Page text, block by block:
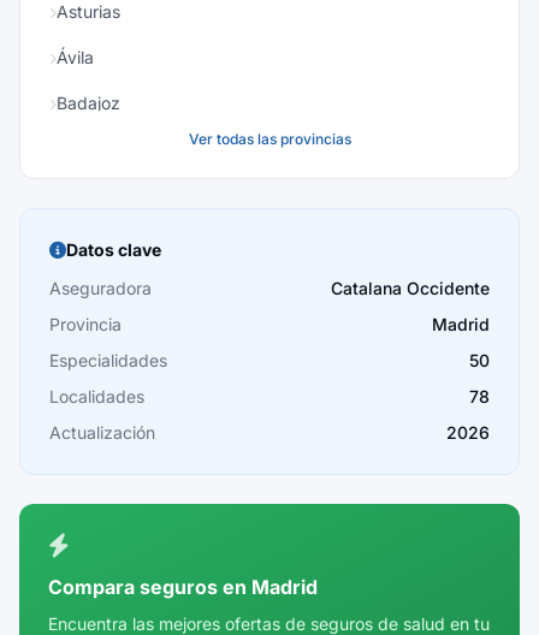
Asturias
Ávila
Badajoz
Burgos
Cáceres
Cádiz
Cantabria
Castellón
Córdoba
Cuenca
Ver todas las provincias
Datos clave
Aseguradora
Catalana Occidente
Provincia
Madrid
Especialidades
50
Localidades
78
Actualización
2026
Compara seguros en Madrid
Encuentra las mejores ofertas de seguros de salud en tu